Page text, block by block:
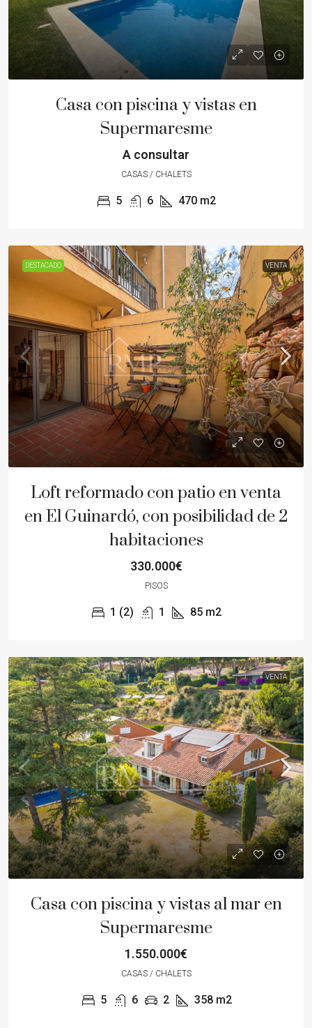
Casa con piscina y vistas en
Supermaresme
A consultar
CASAS / CHALETS
5 6 470 m2
DESTACADO VENTA
Loft reformado con patio en venta
en El Guinardó, con posibilidad de 2
habitaciones
330.000€
PISOS
1 (2) 1 85 m2
VENTA
Casa con piscina y vistas al mar en
Supermaresme
1.550.000€
CASAS / CHALETS
5 6 2 358 m2